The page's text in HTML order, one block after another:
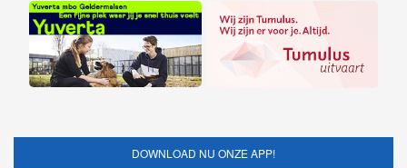
DOWNLOAD NU ONZE APP!